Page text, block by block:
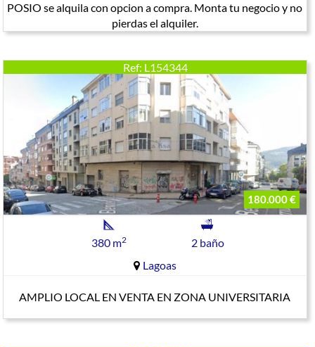
POSIO se alquila con opcion a compra. Monta tu negocio y no
pierdas el alquiler.
Ref: L154344
180.000 €
380 m2
2 baño
Lagoas
AMPLIO LOCAL EN VENTA EN ZONA UNIVERSITARIA